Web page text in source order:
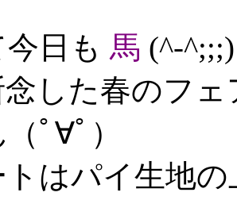
日も 馬 (^-^;;;)
念した春のフ
ﾟ∀ﾟ）
トはパイ生地